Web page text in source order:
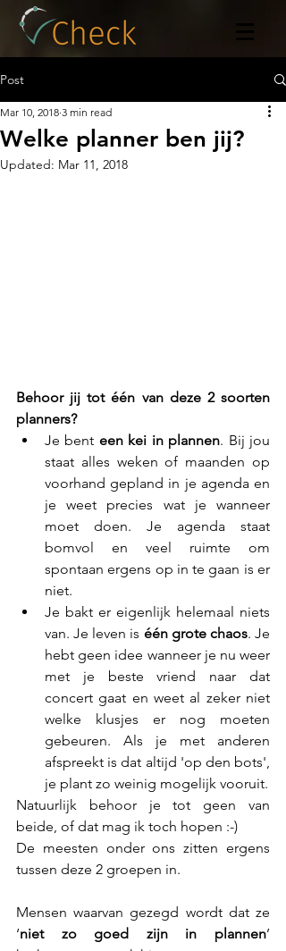
Post
Welke planner ben jij?
Mar 10, 2018 3 min read
Updated: Mar 11, 2018
Behoor jij tot één van deze 2 soorten
planners?
Je bent een kei in plannen. Bij jou
staat alles weken of maanden op
voorhand gepland in je agenda en
je weet precies wat je wanneer
moet doen. Je agenda staat
bomvol en veel ruimte om
spontaan ergens op in te gaan is er
niet.
Je bakt er eigenlijk helemaal niets
van. Je leven is één grote chaos. Je
hebt geen idee wanneer je nu weer
met je beste vriend naar dat
concert gaat en weet al zeker niet
welke klusjes er nog moeten
gebeuren. Als je met anderen
afspreekt is dat altijd 'op den bots',
je plant zo weinig mogelijk vooruit.
Natuurlijk behoor je tot geen van
beide, of dat mag ik toch hopen :-)
De meesten onder ons zitten ergens
tussen deze 2 groepen in.
Mensen waarvan gezegd wordt dat ze
‘niet zo goed zijn in plannen’